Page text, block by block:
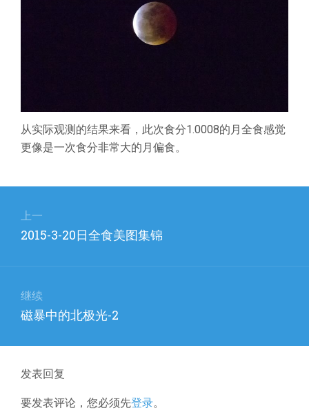
从实际观测的结果来看，此次食分1.0008的月全食感觉
更像是一次食分非常大的月偏食。
上一
上
2015-3-20日全食美图集锦
继续
下
文
章：
磁暴中的北极光-2
发表回复
要发表评论，您必须先登录。